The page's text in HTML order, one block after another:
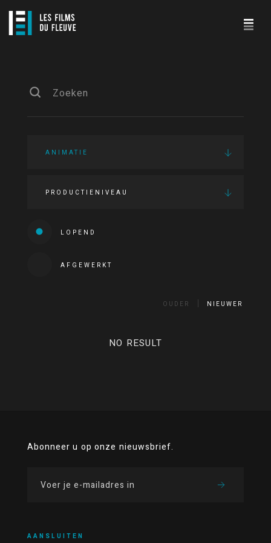
ANIMATIE
PRODUCTIENIVEAU
LOPEND
AFGEWERKT
OUDER NIEUWER
NO RESULT
Abonneer u op onze nieuwsbrief.
AANSLUITEN